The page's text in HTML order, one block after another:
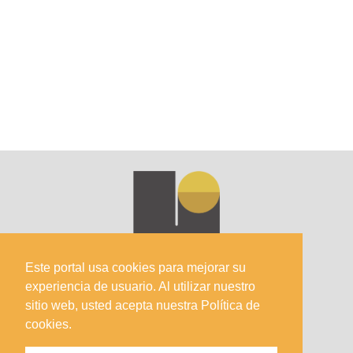
Este portal usa cookies para mejorar su
experiencia de usuario. Al utilizar nuestro
sitio web, usted acepta nuestra Política de
cookies.